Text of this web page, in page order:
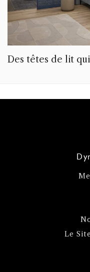
Des têtes de lit
Le